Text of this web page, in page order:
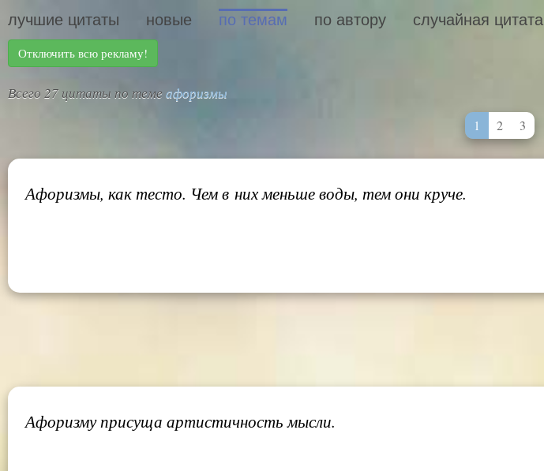
лучшие цитаты новые по темам по автору случайная цитата
Отключить всю рекламу!
Всего 27 цитаты по теме афоризмы
1 2 3
Афоризмы, как тесто. Чем в них меньше воды, тем они круче.
Афоризму присуща артистичность мысли.